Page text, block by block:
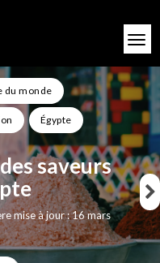
du monde
Égypte
saveurs
mise à jour : 16 mars